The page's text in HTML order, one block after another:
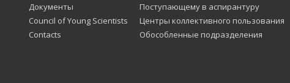
Документы
Council of Young Scientists
Contacts
Поступающему в аспирантуру
Центры коллективного пользования
Обособленные подразделения